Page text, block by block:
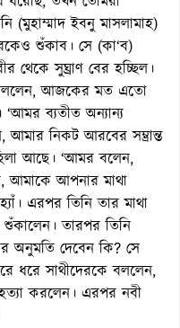
(মুহাম্মাদ ইবনু মাসলামাহ)
শুঁকাব। সে (কা‘ব)
থেকে সুঘ্রাণ বের হচ্ছিল।
বললেন, আজকের মত এতো
ব্যতীত অন্যান্য
আমার নিকট আরবের সম্ভ্রান্ত
আছে। ‘আমর বলেন,
আমাকে আপনার মাথা
এরপর তিনি তার মাথা
তারপর তিনি
অনুমতি দেবেন কি? সে
ধরে সাথীদেরকে বললেন,
করলেন। এরপর নবী